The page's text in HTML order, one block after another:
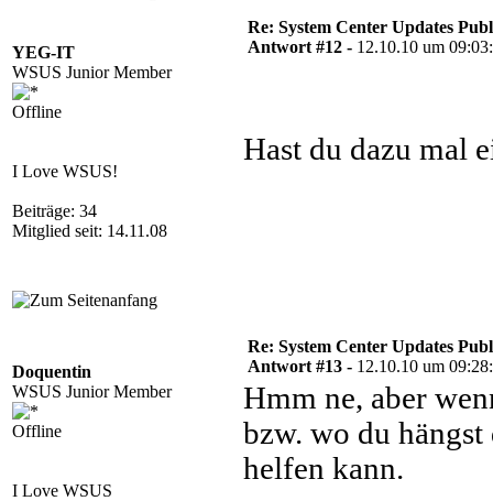
YEG-IT
WSUS Junior Member
Offline
I Love WSUS!
Beiträge: 34
Mitglied seit: 14.11.08
Re: System Center Updates
Antwort #12 - 12.10.10 um
Hast du dazu mal
Doquentin
WSUS Junior Member
Offline
I Love WSUS
Re: System Center Updates
Antwort #13 - 12.10.10 um
Hmm ne, aber
bzw. wo du
helfen kann.